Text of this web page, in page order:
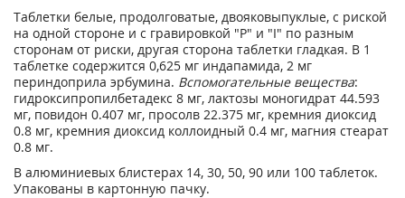
Таблетки белые, продолговатые, двояковыпуклые, с риской
на одной стороне и с гравировкой "P" и "I" по разным
сторонам от риски, другая сторона таблетки гладкая. В 1
таблетке содержится 0,625 мг индапамида, 2 мг
периндоприла эрбумина. Вспомогательные вещества:
гидроксипропилбетадекс 8 мг, лактозы моногидрат 44.593
мг, повидон 0.407 мг, просолв 22.375 мг, кремния диоксид
0.8 мг, кремния диоксид коллоидный 0.4 мг, магния стеарат
0.8 мг.
В алюминиевых блистерах 14, 30, 50, 90 или 100 таблеток.
Упакованы в картонную пачку.